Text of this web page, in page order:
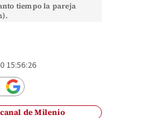
tiempo la pareja
15:56:26
de Milenio